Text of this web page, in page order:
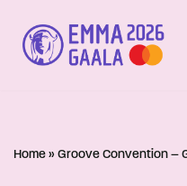
Siirry
suoraan
Home » Groove Convention –